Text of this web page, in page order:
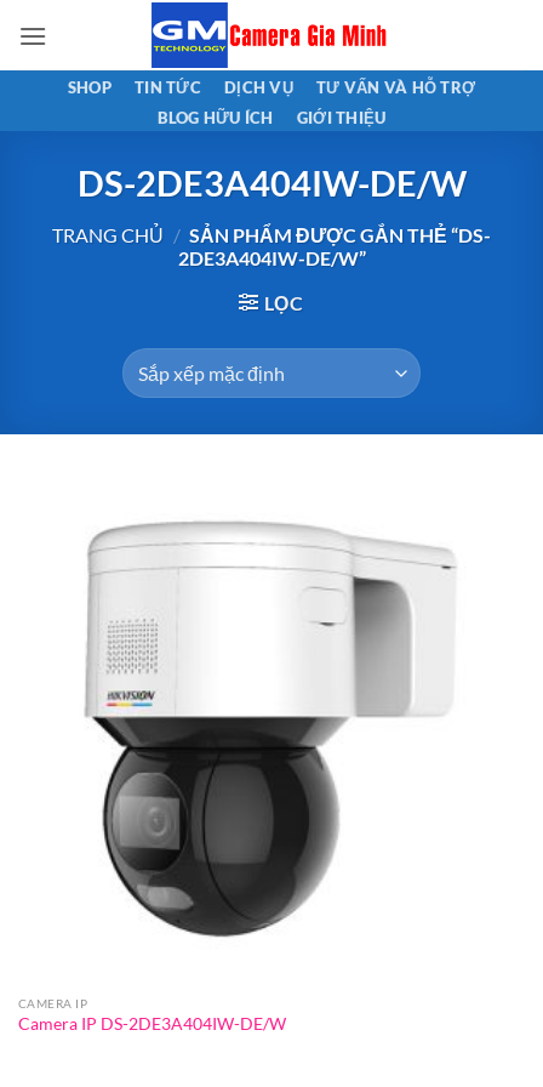
qua
nội
SHOP TIN TỨC DỊCH VỤ
TƯ VẤN VÀ HỖ TRỢ
BLOG HỮU ÍCH
GIỚI THIỆU
DS-2DE3A404IW-DE/W
TRANG CHỦ / SẢN PHẨM ĐƯỢC GẮN THẺ “DS-
2DE3A404IW-DE/W”
LỌC
CAMERA IP
Camera IP DS-2DE3A404IW-DE/W